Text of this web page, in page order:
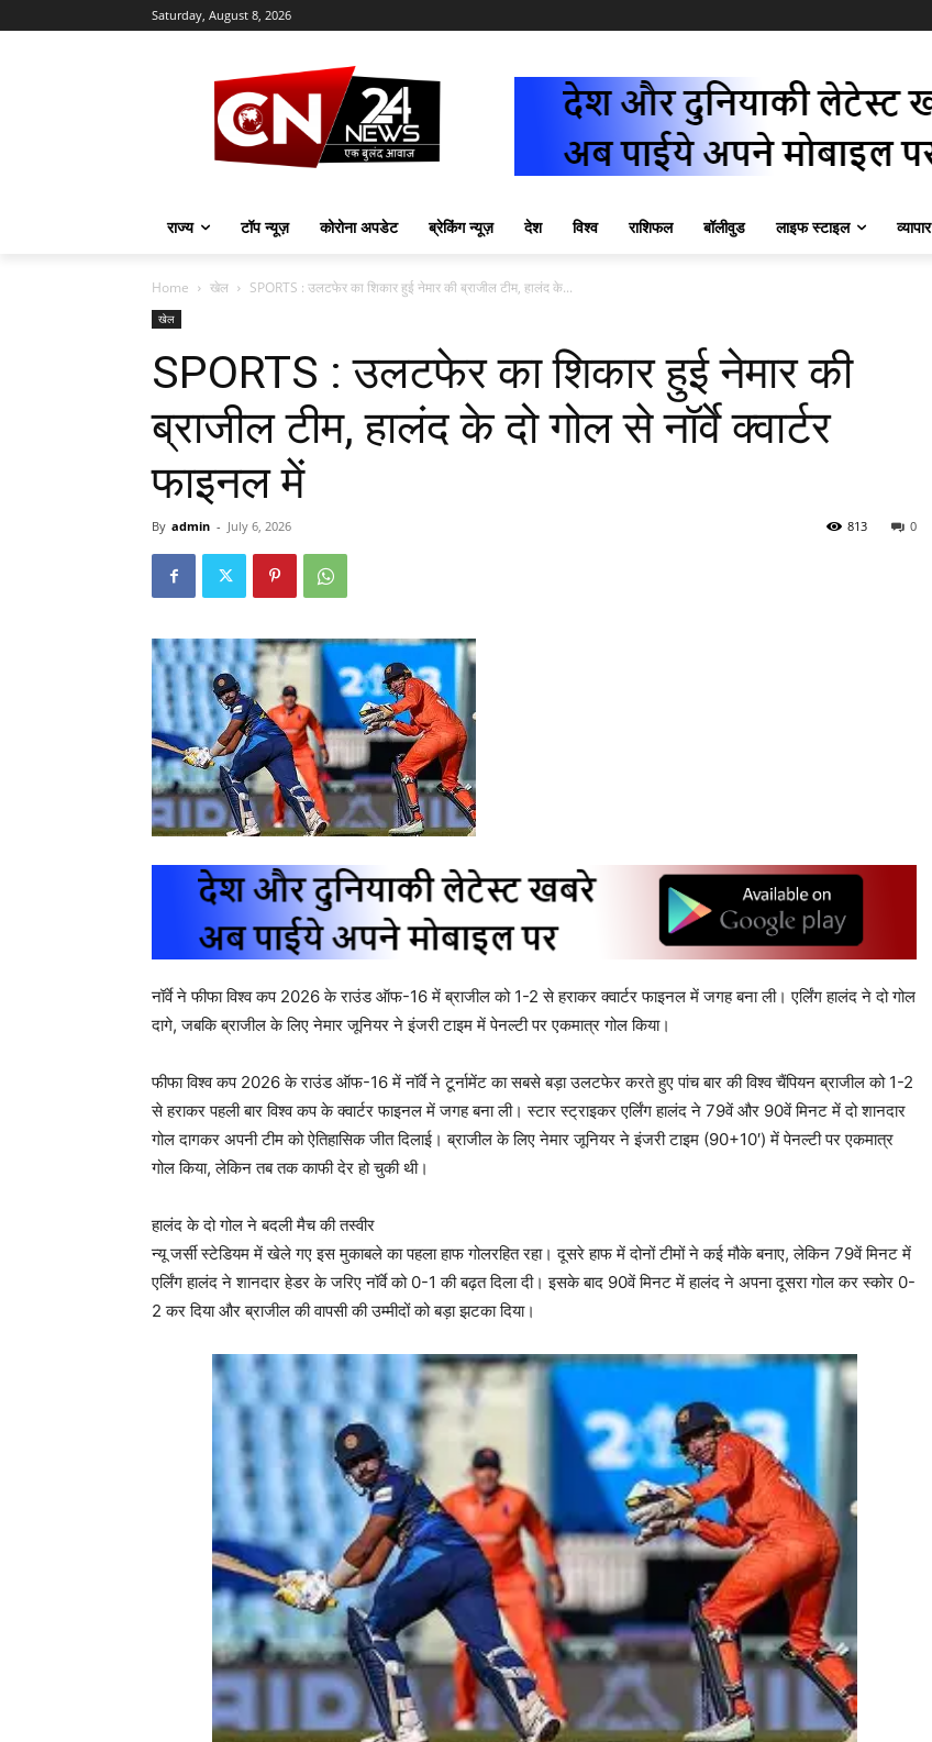
Saturday, August 8, 2026
राज्य टॉप न्यूज़ कोरोना अपडेट ब्रेकिंग न्यूज़ देश विश्व राशिफल बॉलीवुड लाइफ स्टाइल व्यापार
Home खेल SPORTS : उलटफेर का शिकार हुई नेमार की ब्राजील टीम, हालंद के...
खेल
SPORTS : उलटफेर का शिकार हुई नेमार की
ब्राजील टीम, हालंद के दो गोल से नॉर्वे क्वार्टर
फाइनल में
By admin - July 6, 2026 0
813
नॉर्वे ने फीफा विश्व कप 2026 के राउंड ऑफ-16 में ब्राजील को 1-2 से हराकर क्वार्टर फाइनल में जगह बना ली। एर्लिंग हालंद ने दो गोल
दागे, जबकि ब्राजील के लिए नेमार जूनियर ने इंजरी टाइम में पेनल्टी पर एकमात्र गोल किया।
फीफा विश्व कप 2026 के राउंड ऑफ-16 में नॉर्वे ने टूर्नामेंट का सबसे बड़ा उलटफेर करते हुए पांच बार की विश्व चैंपियन ब्राजील को 1-2
से हराकर पहली बार विश्व कप के क्वार्टर फाइनल में जगह बना ली। स्टार स्ट्राइकर एर्लिंग हालंद ने 79वें और 90वें मिनट में दो शानदार
गोल दागकर अपनी टीम को ऐतिहासिक जीत दिलाई। ब्राजील के लिए नेमार जूनियर ने इंजरी टाइम (90+10′) में पेनल्टी पर एकमात्र
गोल किया, लेकिन तब तक काफी देर हो चुकी थी।
हालंद के दो गोल ने बदली मैच की तस्वीर
न्यू जर्सी स्टेडियम में खेले गए इस मुकाबले का पहला हाफ गोलरहित रहा। दूसरे हाफ में दोनों टीमों ने कई मौके बनाए, लेकिन 79वें मिनट में
एर्लिंग हालंद ने शानदार हेडर के जरिए नॉर्वे को 0-1 की बढ़त दिला दी। इसके बाद 90वें मिनट में हालंद ने अपना दूसरा गोल कर स्कोर 0-
2 कर दिया और ब्राजील की वापसी की उम्मीदों को बड़ा झटका दिया।